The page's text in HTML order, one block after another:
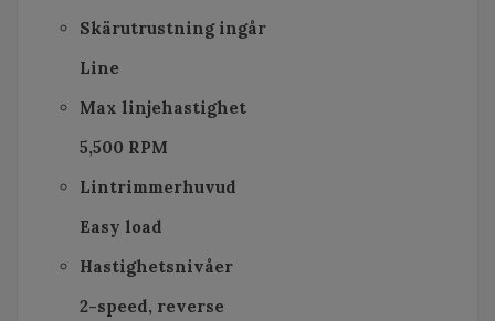
Skärutrustning ingår
Line
Max linjehastighet
5,500 RPM
Lintrimmerhuvud
Easy load
Hastighetsnivåer
2-speed, reverse